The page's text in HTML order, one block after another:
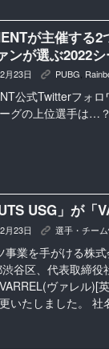
が主催する
ンが選ぶ2022
月23日 K PUBG
公式Twitterフォ
グの上位選手は…
USG」が「
月23日 K 選手・チー
事業を手がける株
谷区、代表取締
ヴァレル)[
いたしました。